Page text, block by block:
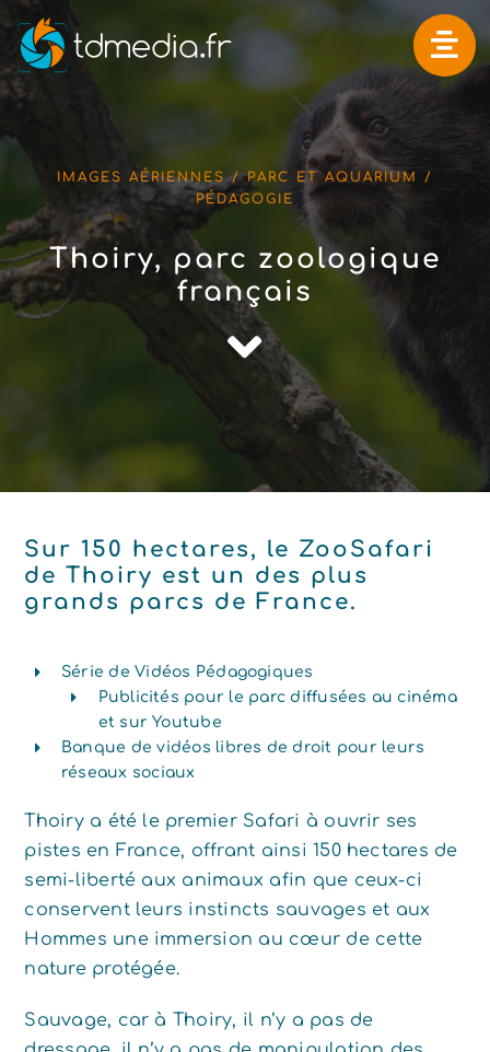
Passer
au
contenu
IMAGES AÉRIENNES / PARC ET AQUARIUM /
PÉDAGOGIE
Thoiry, parc zoologique
français
Sur 150 hectares, le ZooSafari
de Thoiry est un des plus
grands parcs de France.
Série de Vidéos Pédagogiques
Publicités pour le parc diffusées au cinéma
et sur Youtube
Banque de vidéos libres de droit pour leurs
réseaux sociaux
Thoiry a été le premier Safari à ouvrir ses
pistes en France, offrant ainsi 150 hectares de
semi-liberté aux animaux afin que ceux-ci
conservent leurs instincts sauvages et aux
Hommes une immersion au cœur de cette
nature protégée.
Sauvage, car à Thoiry, il n’y a pas de